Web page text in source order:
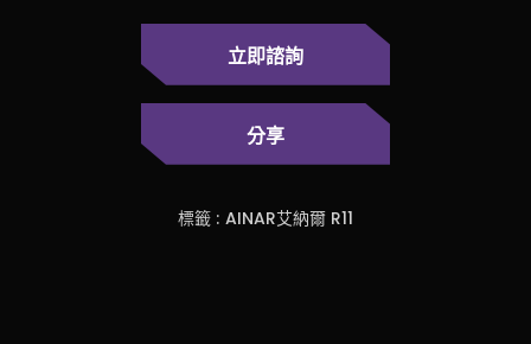
立即諮詢
分享
標籤 : AINAR艾納爾 R11